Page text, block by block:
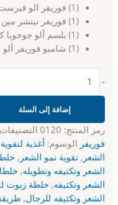
(1) فوريفر الو فيرست Forever aloe first
(1) فوريفر نيتشر مين Forever Nature Min
(1) بلسم ألو جوجوبا كونديشينينج رينس
(1) شامبو فوريفر ألو جوجوبا
-
إضافة إلى السلة
رمز المنتج: 0120
فوريفر الوسوم:أغذية
الشعر ,تقوية نمو الشعر ,
الشعر وتكثيفه وتطويله,
الشعر وتكثيفه,خلطة زيوت
الشعر وتكثيفه للرجال,